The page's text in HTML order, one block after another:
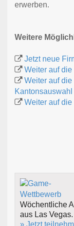
erwerben.
Weitere
Jetzt neue
Weiter auf
Weiter auf
Kantonsauswahl
Weiter auf
Wöchentliche
aus Las Vegas.